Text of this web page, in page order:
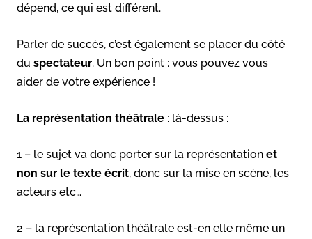
dépend, ce qui est différent.
Parler de succès, c’est également se placer du côté
du spectateur. Un bon point : vous pouvez vous
aider de votre expérience !
La représentation théâtrale : là-dessus :
1 – le sujet va donc porter sur la représentation et
non sur le texte écrit, donc sur la mise en scène, les
acteurs etc…
2 – la représentation théâtrale est-en elle même un